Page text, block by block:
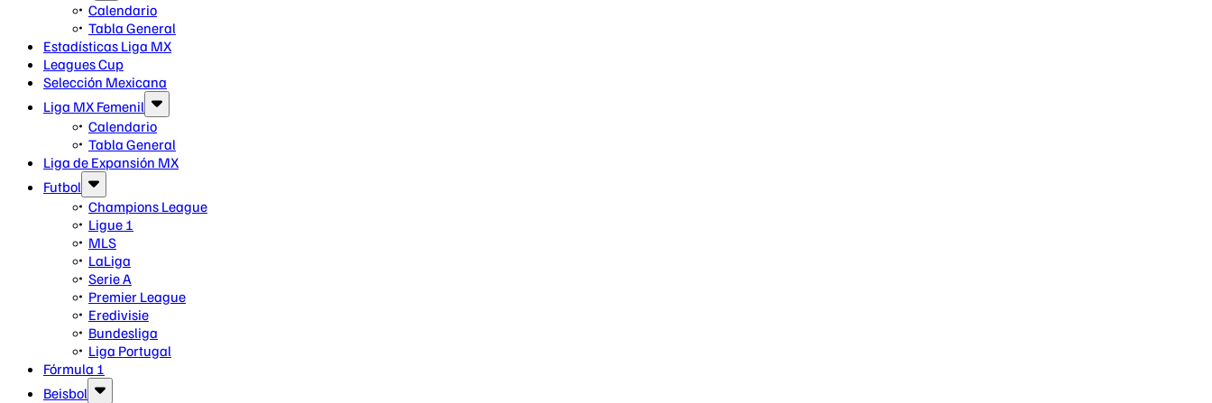
Calendario
Tabla General
Estadísticas Liga MX
Leagues Cup
Selección Mexicana
Liga MX Femenil
Calendario
Tabla General
Liga de Expansión MX
Futbol
Champions League
Ligue 1
MLS
LaLiga
Serie A
Premier League
Eredivisie
Bundesliga
Liga Portugal
Fórmula 1
Beisbol